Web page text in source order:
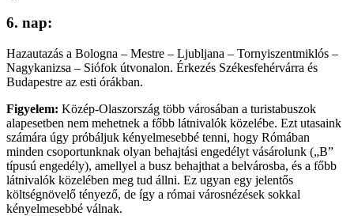
6. nap:
Hazautazás a Bologna – Mestre – Ljubljana – Tornyiszentmiklós –
Nagykanizsa – Siófok útvonalon. Érkezés Székesfehérvárra és
Budapestre az esti órákban.
Figyelem: Közép-Olaszország több városában a turistabuszok
alapesetben nem mehetnek a főbb látnivalók közelébe. Ezt utasaink
számára úgy próbáljuk kényelmesebbé tenni, hogy Rómában
minden csoportunknak olyan behajtási engedélyt vásárolunk („B”
típusú engedély), amellyel a busz behajthat a belvárosba, és a főbb
látnivalók közelében meg tud állni. Ez ugyan egy jelentős
költségnövelő tényező, de így a római városnézések sokkal
kényelmesebbé válnak.